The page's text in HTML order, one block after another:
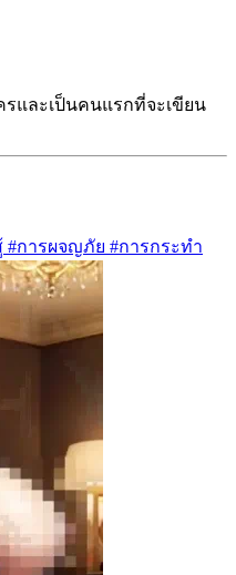
และเป็นคนแรกที่จะเขียน
การผจญภัย #การกระทำ